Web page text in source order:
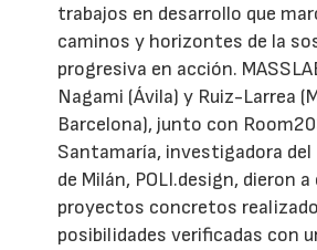
trabajos en desarrollo que
caminos y horizontes de la
progresiva en acción.
Nagami (Ávila) y Ruiz-Larrea
Barcelona), junto con
Santamaría, investigadora
de Milán, POLI.design, dieron
proyectos concretos
posibilidades verificadas con